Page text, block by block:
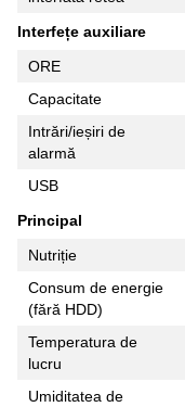
Interfețe auxiliare
ORE
Capacitate
Intrări/ieșiri de
alarmă
USB
Principal
Nutriție
Consum de energie
(fără HDD)
Temperatura de
lucru
Umiditatea de